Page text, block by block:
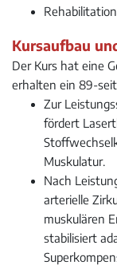
Kursaufbau
Der Kurs hat eine
erhalten ein 89-
Zur
fördert
Muskulatur.
Nach
arterielle
muskulären
stabilisiert